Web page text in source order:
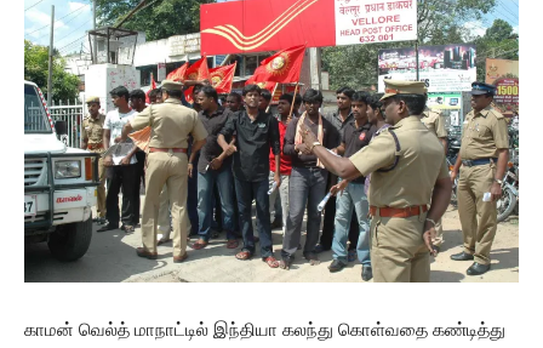
காமன் வெல்த் மாநாட்டில் இந்தியா கலந்து கொள்வதை கண்டித்து